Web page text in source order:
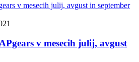
v mesecih julij, avgust